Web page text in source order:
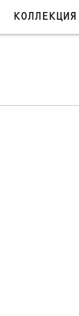
КОЛЛЕКЦИЯ